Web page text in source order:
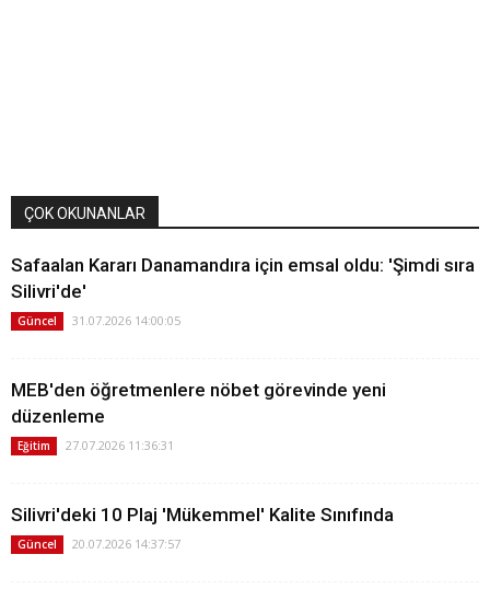
ÇOK OKUNANLAR
Safaalan Kararı Danamandıra için emsal oldu: 'Şimdi sıra
Silivri'de'
Güncel 31.07.2026 14:00:05
MEB'den öğretmenlere nöbet görevinde yeni
düzenleme
Eğitim 27.07.2026 11:36:31
Silivri'deki 10 Plaj 'Mükemmel' Kalite Sınıfında
Güncel 20.07.2026 14:37:57